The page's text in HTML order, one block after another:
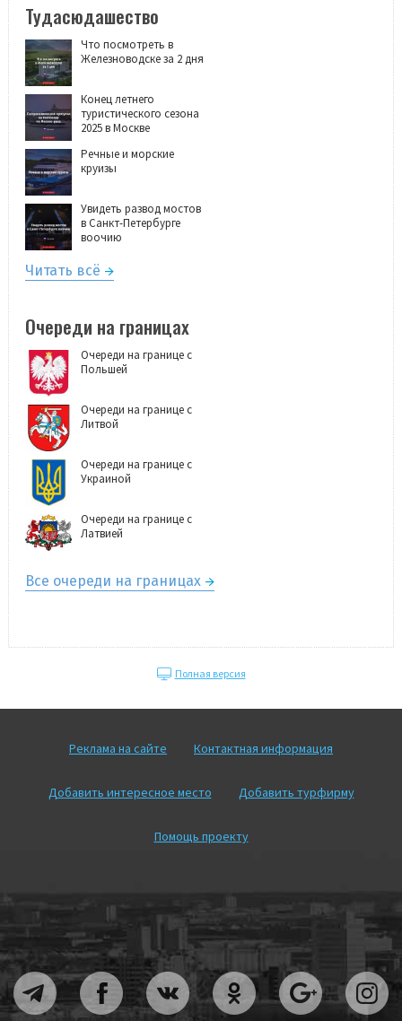
Тудасюдашество
Что посмотреть в
Железноводске за 2 дня
Конец летнего
туристического сезона
2025 в Москве
Речные и морские
круизы
Увидеть развод мостов
в Санкт-Петербурге
воочию
Читать всё
Очереди на границах
Очереди на границе с
Польшей
Очереди на границе с
Литвой
Очереди на границе с
Украиной
Очереди на границе с
Латвией
Все очереди на границах
Полная версия
Реклама на сайте Контактная информация
Добавить интересное место Добавить турфирму
Помощь проекту